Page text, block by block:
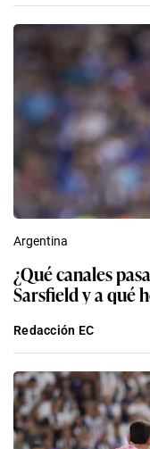
Argentina
¿Qué canales
Sarsfield y a qué
Redacción EC